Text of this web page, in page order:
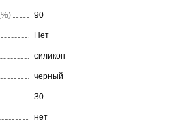
90
Нет
силикон
черный
30
нет